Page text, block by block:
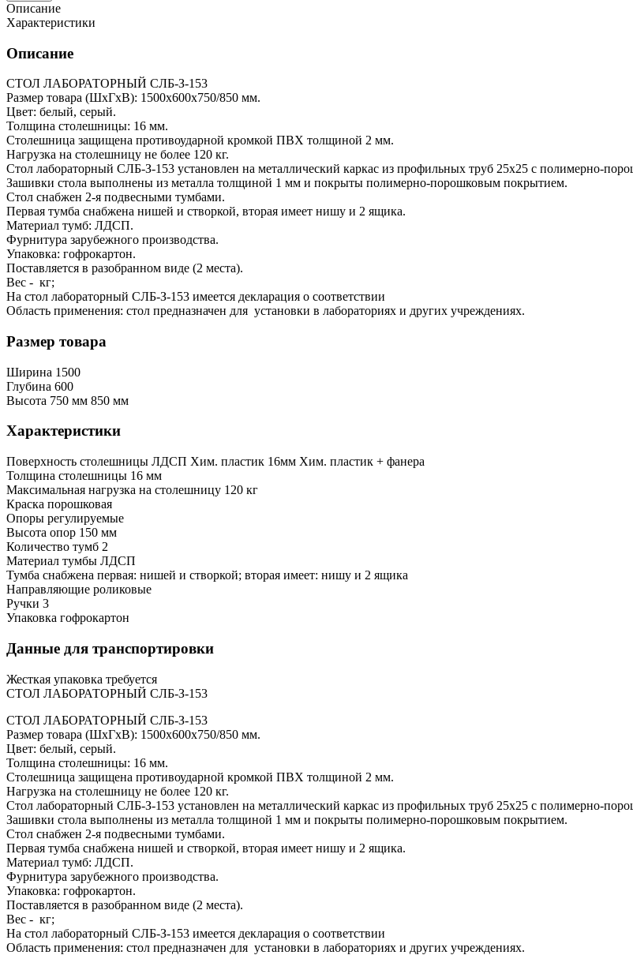
Описание
Характеристики
Описание
СТОЛ ЛАБОРАТОРНЫЙ СЛБ-З-153
Размер товара (ШхГхВ): 1500х600х750/850 мм.
Цвет: белый, серый.
Толщина столешницы: 16 мм.
Столешница защищена противоударной кромкой ПВХ толщиной 2 мм.
Нагрузка на столешницу не более 120 кг.
Стол лабораторный СЛБ-З-153 установлен на металлический каркас из профильных труб 25х25 с полимерно-
Зашивки стола выполнены из металла толщиной 1 мм и покрыты полимерно-порошковым покрытием.
Стол снабжен 2-я подвесными тумбами.
Первая тумба снабжена нишей и створкой, вторая имеет нишу и 2 ящика.
Материал тумб: ЛДСП.
Фурнитура зарубежного производства.
Упаковка: гофрокартон.
Поставляется в разобранном виде (2 места).
Вес - кг;
На стол лабораторный СЛБ-З-153 имеется декларация о соответствии
Область применения: стол предназначен для установки в лабораториях и других учреждениях.
Размер товара
Ширина 1500
Глубина 600
Высота 750 мм 850 мм
Характеристики
Поверхность столешницы ЛДСП Хим. пластик 16мм Хим. пластик + фанера
Толщина столешницы 16 мм
Максимальная нагрузка на столешницу 120 кг
Краска порошковая
Опоры регулируемые
Высота опор 150 мм
Количество тумб 2
Материал тумбы ЛДСП
Тумба снабжена первая: нишей и створкой; вторая имеет: нишу и 2 ящика
Направляющие роликовые
Ручки 3
Упаковка гофрокартон
Данные для транспортировки
Жесткая упаковка требуется
СТОЛ ЛАБОРАТОРНЫЙ СЛБ-З-153
СТОЛ ЛАБОРАТОРНЫЙ СЛБ-З-153
Размер товара (ШхГхВ): 1500х600х750/850 мм.
Цвет: белый, серый.
Толщина столешницы: 16 мм.
Столешница защищена противоударной кромкой ПВХ толщиной 2 мм.
Нагрузка на столешницу не более 120 кг.
Стол лабораторный СЛБ-З-153 установлен на металлический каркас из профильных труб 25х25 с полимерно-
Зашивки стола выполнены из металла толщиной 1 мм и покрыты полимерно-порошковым покрытием.
Стол снабжен 2-я подвесными тумбами.
Первая тумба снабжена нишей и створкой, вторая имеет нишу и 2 ящика.
Материал тумб: ЛДСП.
Фурнитура зарубежного производства.
Упаковка: гофрокартон.
Поставляется в разобранном виде (2 места).
Вес - кг;
На стол лабораторный СЛБ-З-153 имеется декларация о соответствии
Область применения: стол предназначен для установки в лабораториях и других учреждениях.